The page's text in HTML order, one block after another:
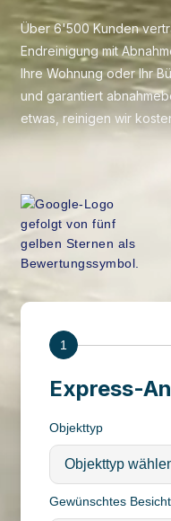
Über 6'500 Kunden
Endreinigung mit
Ihre Wohnung oder Ihr
und garantiert
etwas, reinigen wir
1
Express-
Objekttyp
Gewünschtes